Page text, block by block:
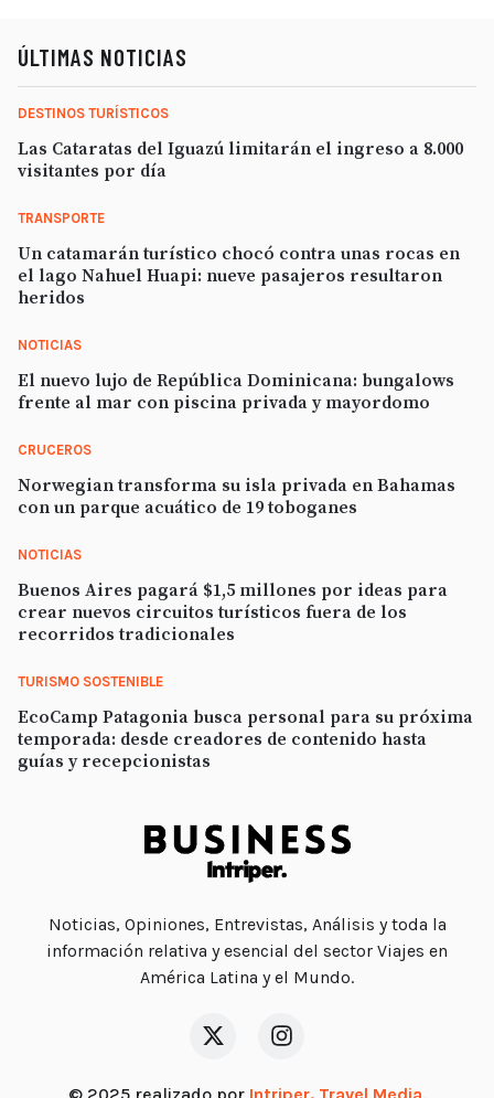
Noticias, Opiniones, Entrevistas, Análisis y toda la
información relativa y esencial del sector Viajes en
América Latina y el Mundo.
ÚLTIMAS NOTICIAS
DESTINOS TURÍSTICOS
Las Cataratas del Iguazú limitarán el ingreso a 8.000
visitantes por día
TRANSPORTE
Un catamarán turístico chocó contra unas rocas en
el lago Nahuel Huapi: nueve pasajeros resultaron
heridos
NOTICIAS
El nuevo lujo de República Dominicana: bungalows
frente al mar con piscina privada y mayordomo
CRUCEROS
Norwegian transforma su isla privada en Bahamas
con un parque acuático de 19 toboganes
NOTICIAS
Buenos Aires pagará $1,5 millones por ideas para
crear nuevos circuitos turísticos fuera de los
recorridos tradicionales
TURISMO SOSTENIBLE
EcoCamp Patagonia busca personal para su próxima
temporada: desde creadores de contenido hasta
guías y recepcionistas